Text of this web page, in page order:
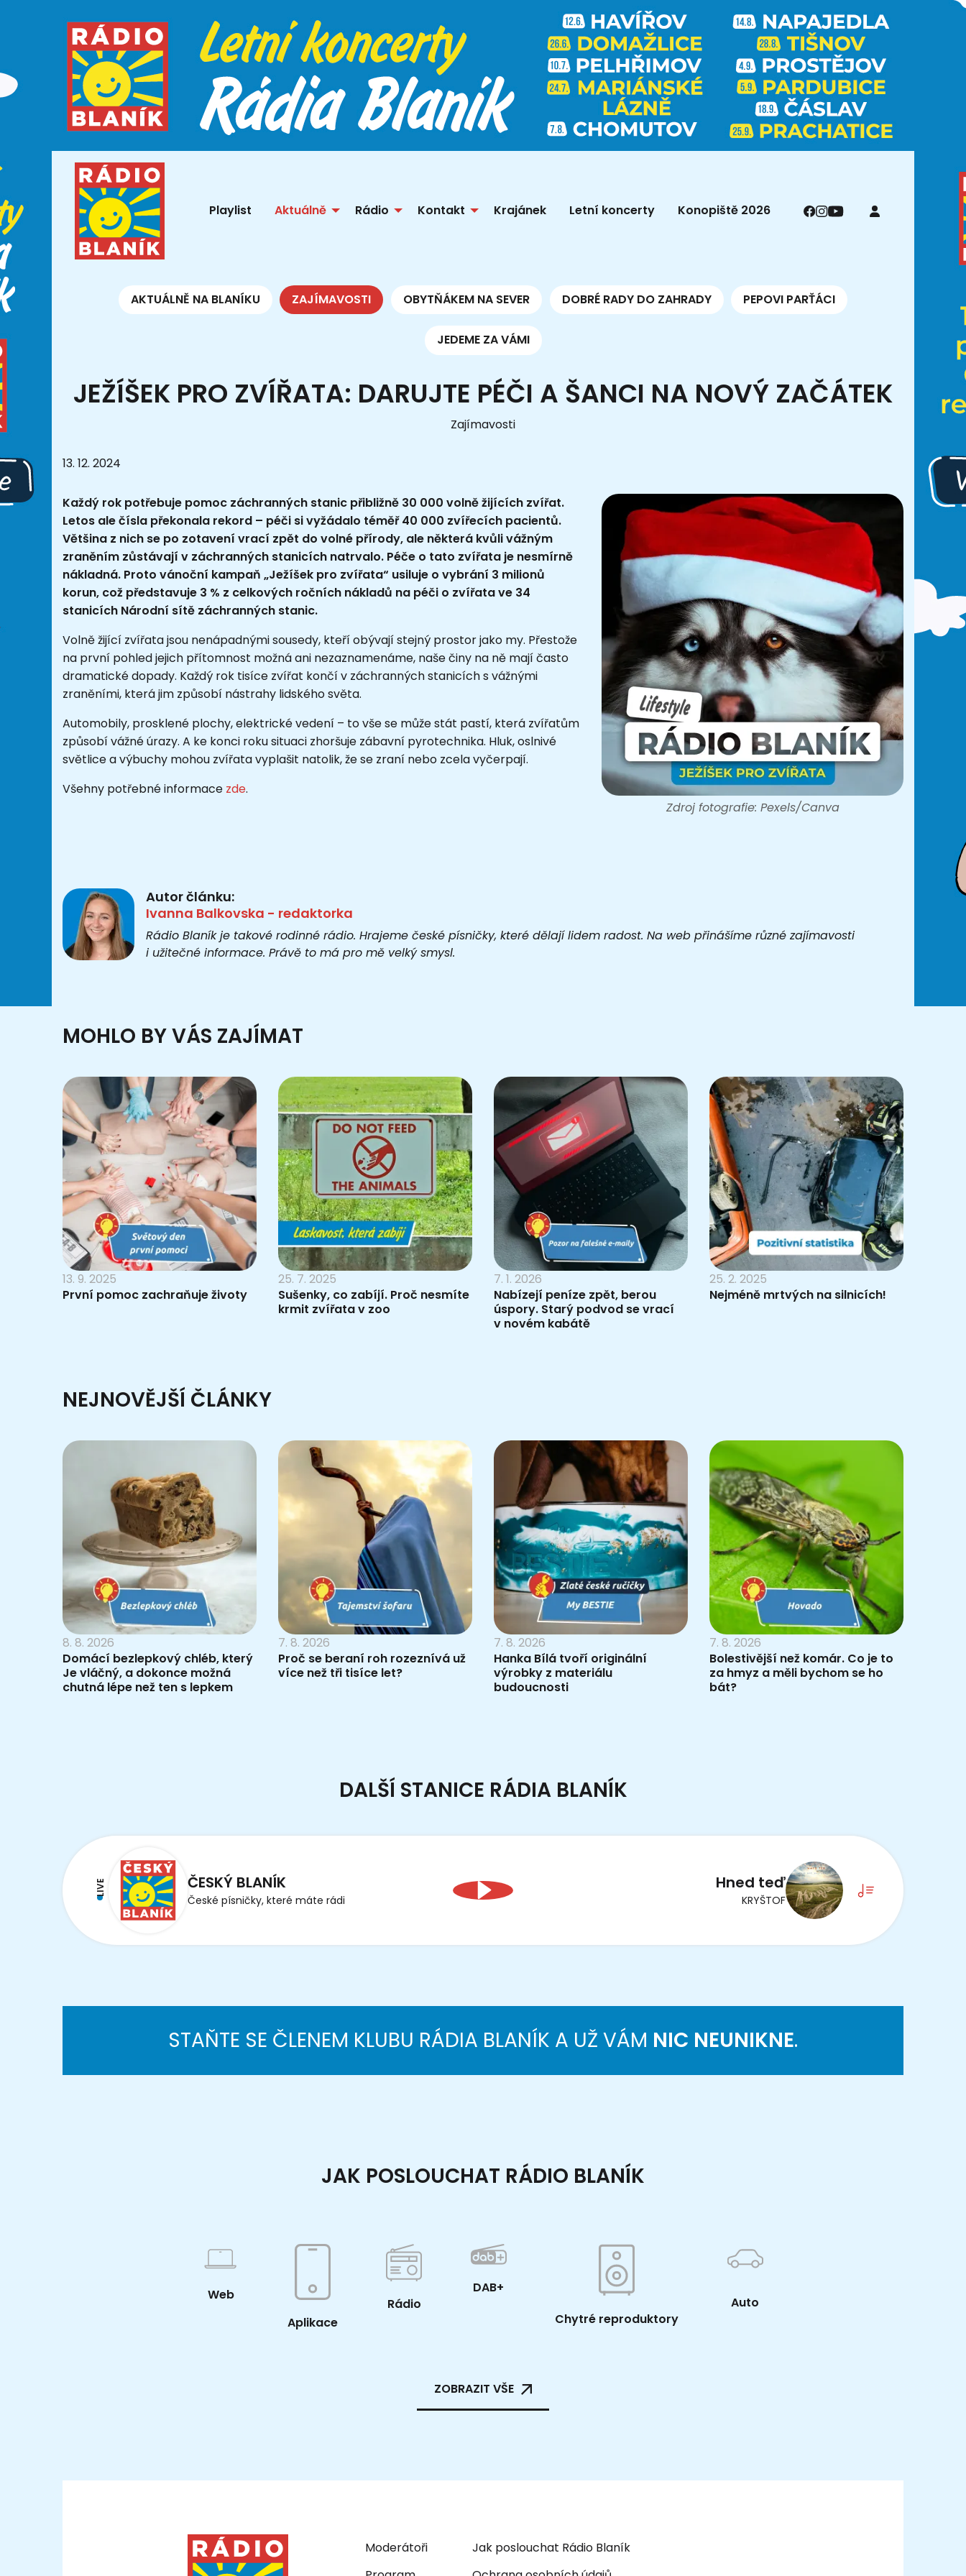
Playlist Aktuálně Rádio Kontakt Krajánek Letní koncerty Konopiště 2026
AKTUÁLNĚ NA BLANÍKU ZAJÍMAVOSTI OBYTŇÁKEM NA SEVER DOBRÉ RADY DO ZAHRADY PEPOVI PARŤÁCI
JEDEME ZA VÁMI
JEŽÍŠEK PRO ZVÍŘATA: DARUJTE PÉČI A ŠANCI NA NOVÝ ZAČÁTEK
Zajímavosti
13. 12. 2024
Zdroj fotografie: Pexels/Canva
Každý rok potřebuje pomoc záchranných stanic přibližně 30 000 volně žijících zvířat.
Letos ale čísla překonala rekord – péči si vyžádalo téměř 40 000 zvířecích pacientů.
Většina z nich se po zotavení vrací zpět do volné přírody, ale některá kvůli vážným
zraněním zůstávají v záchranných stanicích natrvalo. Péče o tato zvířata je nesmírně
nákladná. Proto vánoční kampaň „Ježíšek pro zvířata“ usiluje o vybrání 3 milionů
korun, což představuje 3 % z celkových ročních nákladů na péči o zvířata ve 34
stanicích Národní sítě záchranných stanic.
Volně žijící zvířata jsou nenápadnými sousedy, kteří obývají stejný prostor jako my. Přestože
na první pohled jejich přítomnost možná ani nezaznamenáme, naše činy na ně mají často
dramatické dopady. Každý rok tisíce zvířat končí v záchranných stanicích s vážnými
zraněními, která jim způsobí nástrahy lidského světa.
Automobily, prosklené plochy, elektrické vedení – to vše se může stát pastí, která zvířatům
způsobí vážné úrazy. A ke konci roku situaci zhoršuje zábavní pyrotechnika. Hluk, oslnivé
světlice a výbuchy mohou zvířata vyplašit natolik, že se zraní nebo zcela vyčerpají.
Všehny potřebné informace zde.
Autor článku:
Ivanna Balkovska - redaktorka
Rádio Blaník je takové rodinné rádio. Hrajeme české písničky, které dělají lidem radost. Na web přinášíme různé zajímavosti
i užitečné informace. Právě to má pro mě velký smysl.
MOHLO BY VÁS ZAJÍMAT
13. 9. 2025
První pomoc zachraňuje životy
25. 7. 2025
Sušenky, co zabíjí. Proč nesmíte
krmit zvířata v zoo
7. 1. 2026
Nabízejí peníze zpět, berou
úspory. Starý podvod se vrací
v novém kabátě
25. 2. 2025
Nejméně mrtvých na silnicích!
NEJNOVĚJŠÍ ČLÁNKY
8. 8. 2026
Domácí bezlepkový chléb, který
Je vláčný, a dokonce možná
chutná lépe než ten s lepkem
7. 8. 2026
Proč se beraní roh rozeznívá už
více než tři tisíce let?
7. 8. 2026
Hanka Bílá tvoří originální
výrobky z materiálu
budoucnosti
7. 8. 2026
Bolestivější než komár. Co je to
za hmyz a měli bychom se ho
bát?
DALŠÍ STANICE RÁDIA BLANÍK
LIVE ČESKÝ BLANÍK
České písničky, které máte rádi
Hned teď
KRYŠTOF
STAŇTE SE ČLENEM KLUBU RÁDIA BLANÍK A UŽ VÁM NIC NEUNIKNE.
JAK POSLOUCHAT RÁDIO BLANÍK
Web
Aplikace
Rádio
DAB+
Chytré reproduktory
Auto
ZOBRAZIT VŠE
Moderátoři
Jak poslouchat Rádio Blaník